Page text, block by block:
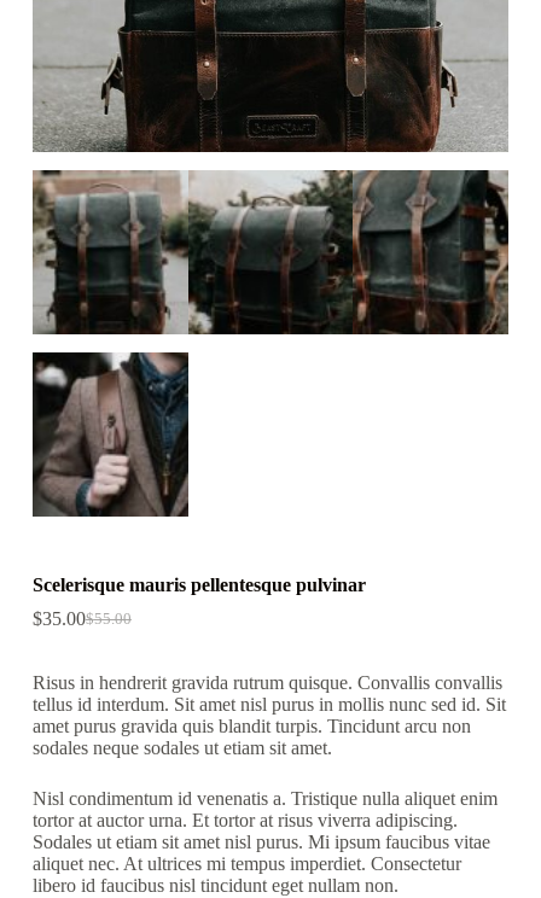
Scelerisque mauris pellentesque pulvinar
$55.00
$35.00
Risus in hendrerit gravida rutrum quisque. Convallis convallis
tellus id interdum. Sit amet nisl purus in mollis nunc sed id. Sit
amet purus gravida quis blandit turpis. Tincidunt arcu non
sodales neque sodales ut etiam sit amet.
Nisl condimentum id venenatis a. Tristique nulla aliquet enim
tortor at auctor urna. Et tortor at risus viverra adipiscing.
Sodales ut etiam sit amet nisl purus. Mi ipsum faucibus vitae
aliquet nec. At ultrices mi tempus imperdiet. Consectetur
libero id faucibus nisl tincidunt eget nullam non.